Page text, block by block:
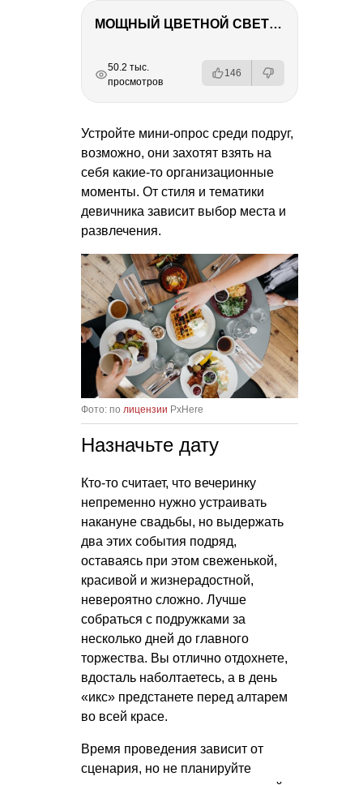
МОЩНЫЙ ЦВЕТНОЙ СВЕТ – NANLITE FC-500C
РЕКЛАМА
РЕКЛАМА
РЕКЛАМА
50.2 тыс.
просмотров
146
Устройте мини-опрос среди подруг,
возможно, они захотят взять на
себя какие-то организационные
моменты. От стиля и тематики
девичника зависит выбор места и
развлечения.
Фото: по лицензии PxHere
Назначьте дату
Кто-то считает, что вечеринку
непременно нужно устраивать
накануне свадьбы, но выдержать
два этих события подряд,
оставаясь при этом свеженькой,
красивой и жизнерадостной,
невероятно сложно. Лучше
собраться с подружками за
несколько дней до главного
торжества. Вы отлично отдохнете,
вдосталь наболтаетесь, а в день
«икс» предстанете перед алтарем
во всей красе.
Время проведения зависит от
сценария, но не планируйте